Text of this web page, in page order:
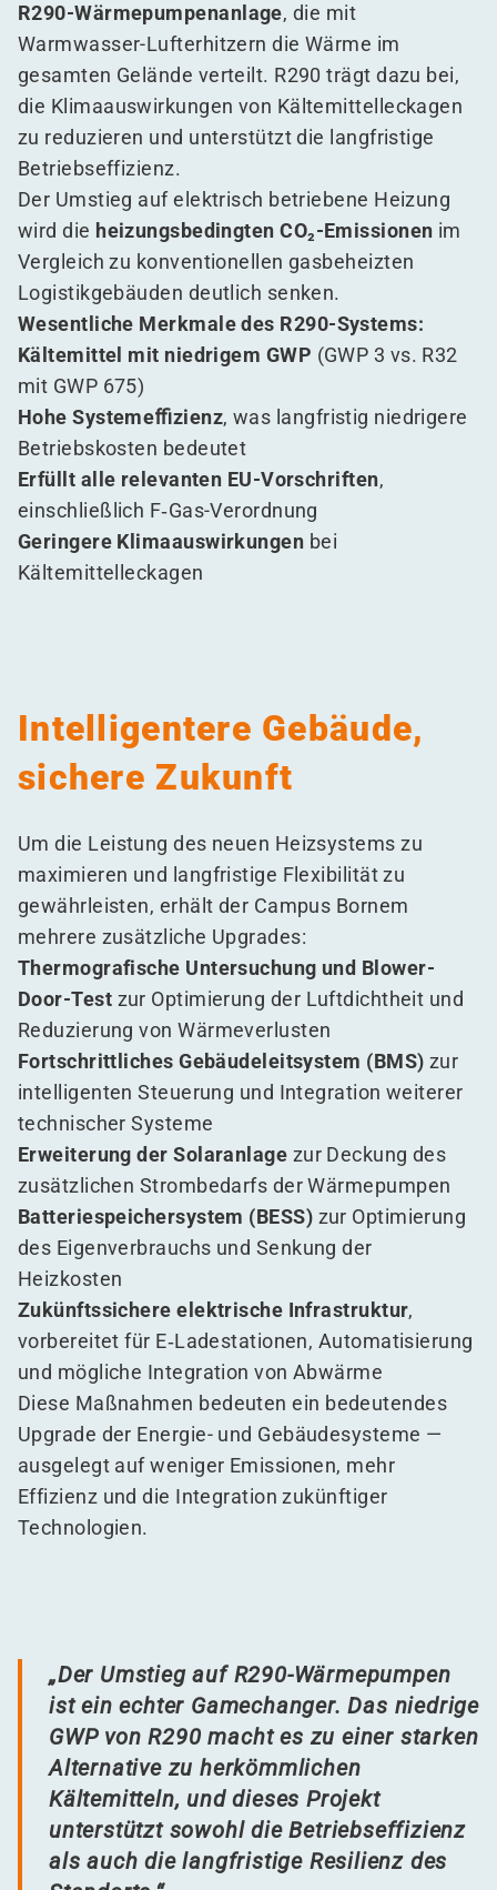
R290-Wärmepumpenanlage, die mit
Warmwasser-Lufterhitzern die Wärme im
gesamten Gelände verteilt. R290 trägt dazu bei,
die Klimaauswirkungen von Kältemittelleckagen
zu reduzieren und unterstützt die langfristige
Betriebseffizienz.
Der Umstieg auf elektrisch betriebene Heizung
wird die heizungsbedingten CO₂-Emissionen im
Vergleich zu konventionellen gasbeheizten
Logistikgebäuden deutlich senken.
Wesentliche Merkmale des R290-Systems:
Kältemittel mit niedrigem GWP (GWP 3 vs. R32
mit GWP 675)
Hohe Systemeﬃzienz, was langfristig niedrigere
Betriebskosten bedeutet
Erfüllt alle relevanten EU-Vorschriften,
einschließlich F‑Gas-Verordnung
Geringere Klimaauswirkungen bei
Kältemittelleckagen
Intelligentere Gebäude,
sichere Zukunft
Um die Leistung des neuen Heizsystems zu
maximieren und langfristige Flexibilität zu
gewährleisten, erhält der Campus Bornem
mehrere zusätzliche Upgrades:
Thermografische Untersuchung und Blower-
Door-Test zur Optimierung der Luftdichtheit und
Reduzierung von Wärmeverlusten
Fortschrittliches Gebäudeleitsystem (BMS) zur
intelligenten Steuerung und Integration weiterer
technischer Systeme
Erweiterung der Solaranlage zur Deckung des
zusätzlichen Strombedarfs der Wärmepumpen
Batteriespeichersystem (BESS) zur Optimierung
des Eigenverbrauchs und Senkung der
Heizkosten
Zukünftssichere elektrische Infrastruktur,
vorbereitet für E‑Ladestationen, Automatisierung
und mögliche Integration von Abwärme
Diese Maßnahmen bedeuten ein bedeutendes
Upgrade der Energie- und Gebäudesysteme —
ausgelegt auf weniger Emissionen, mehr
Effizienz und die Integration zukünftiger
Technologien.
„Der Umstieg auf R290-Wärmepumpen
ist ein echter Gamechanger. Das niedrige
GWP von R290 macht es zu einer starken
Alternative zu herkömmlichen
Kältemitteln, und dieses Projekt
unterstützt sowohl die Betriebseffizienz
als auch die langfristige Resilienz des